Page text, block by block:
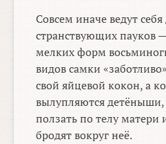
Совсем иначе ведут
странствующих пауков
мелких форм
видов самки
свой яйцевой кокон, а
вылупляются
ползать по телу матери
бродят вокруг неё.